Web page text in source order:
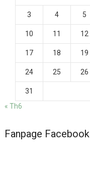
3 4 5
10 11 12
17 18 19
24 25 26
31
« Th6
Fanpage Facebook